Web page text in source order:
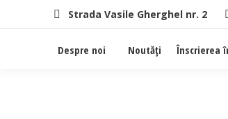
Strada Vasile Gherghel nr. 2
Despre noi Noutăţi Înscrierea